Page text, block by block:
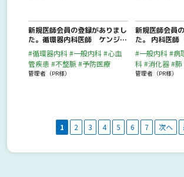
新規医師会員の登録がありまし
た。循環器内科医師 ケンジさ
んが新規医師会員に登録されま
した。
#循環器内科#一般内科#心血
管疾患 #不整脈#予防医療
管理者（PR様）
新規医師会員
た。 内科医
新規医師会員
た。
#一般内科#病
科#消化器#肺
管理者（PR様）
1 2 3 4 5 6 7 次へ